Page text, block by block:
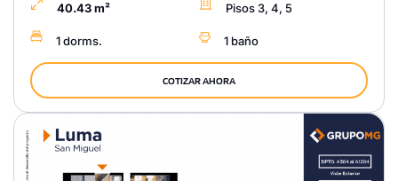
40.43 m² Pisos 3, 4, 5
1 dorms. 1 baño
COTIZAR AHORA